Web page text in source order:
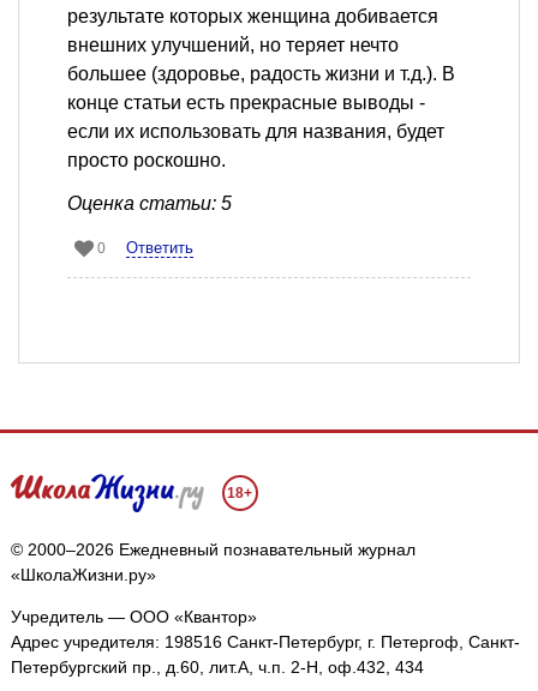
результате которых женщина добивается
внешних улучшений, но теряет нечто
большее (здоровье, радость жизни и т.д.). В
конце статьи есть прекрасные выводы -
если их использовать для названия, будет
просто роскошно.
Оценка статьи: 5
0 Ответить
18+
© 2000–2026 Ежедневный познавательный журнал
«ШколаЖизни.ру»
Учредитель — ООО «Квантор»
Адрес учредителя: 198516 Санкт-Петербург, г. Петергоф, Санкт-
Петербургский пр., д.60, лит.А, ч.п. 2-Н, оф.432, 434